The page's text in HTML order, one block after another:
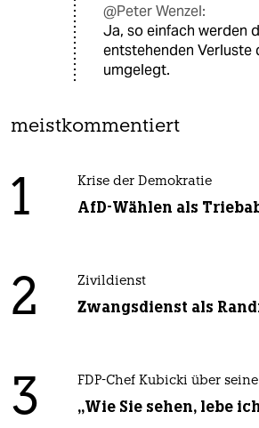
@Peter Wenzel:
Ja, so einfach werden
entstehenden Verluste
umgelegt.
meistkommentiert
1 Krise der Demokratie
AfD-Wählen als
2 Zivildienst
Zwangsdienst als
3 FDP-Chef Kubicki über
„Wie Sie sehen, lebe